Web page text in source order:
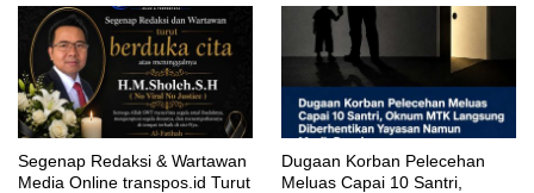
Segenap Redaksi & Wartawan
Media Online transpos.id Turut
‎Dugaan Korban Pelecehan
Meluas Capai 10 Santri,